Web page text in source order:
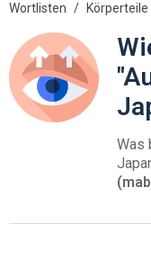
Wortlisten
Körperteile
Was